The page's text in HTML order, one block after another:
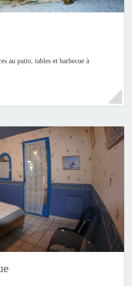
au patio, tables et barbecue à